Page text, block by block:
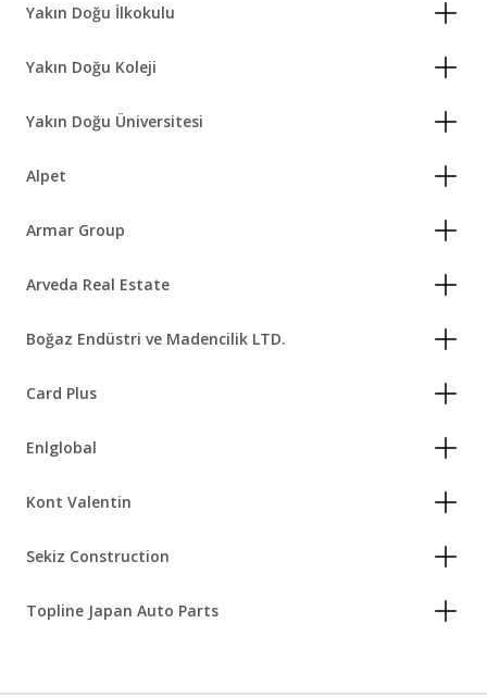
Yakın Doğu İlkokulu
Yakın Doğu Koleji
Yakın Doğu Üniversitesi
Alpet
Armar Group
Arveda Real Estate
Boğaz Endüstri ve Madencilik LTD.
Card Plus
Enlglobal
Kont Valentin
Sekiz Construction
Topline Japan Auto Parts